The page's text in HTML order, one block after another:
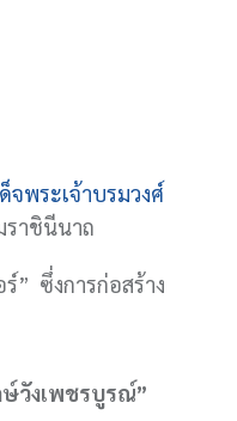
จพระเจ้าบรมวงศ์
ราชินีนาถ
” ซึ่งการก่อสร้าง
ษ์วังเพชรบูรณ์”